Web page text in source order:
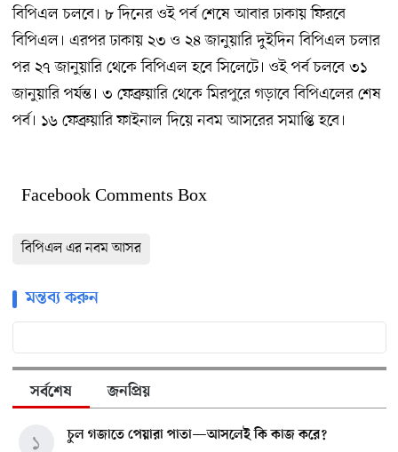
বিপিএল চলবে। ৮ দিনের ওই পর্ব শেষে আবার ঢাকায় ফিরবে
বিপিএল। এরপর ঢাকায় ২৩ ও ২৪ জানুয়ারি দুইদিন বিপিএল চলার
পর ২৭ জানুয়ারি থেকে বিপিএল হবে সিলেটে। ওই পর্ব চলবে ৩১
জানুয়ারি পর্যন্ত। ৩ ফেব্রুয়ারি থেকে মিরপুরে গড়াবে বিপিএলের শেষ
পর্ব। ১৬ ফেব্রুয়ারি ফাইনাল দিয়ে নবম আসরের সমাপ্তি হবে।
Facebook Comments Box
বিপিএল এর নবম আসর
মন্তব্য করুন
সর্বশেষ জনপ্রিয়
চুল গজাতে পেয়ারা পাতা—আসলেই কি কাজ করে?
১